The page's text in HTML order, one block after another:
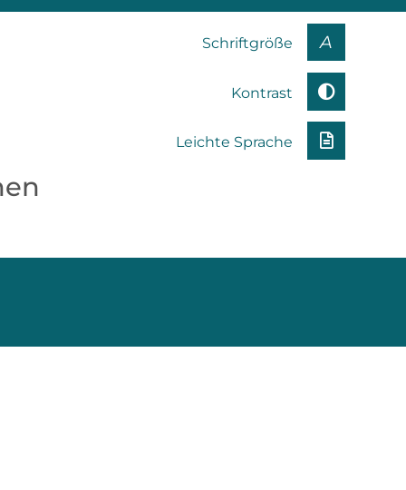
Schriftgröße A
Kontrast
Leichte Sprache